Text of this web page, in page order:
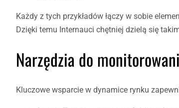
Każdy z tych przykładów łączy w sobie
Dzięki temu Internauci chętniej dzielą się
Narzędzia do
Kluczowe wsparcie w dynamice rynku